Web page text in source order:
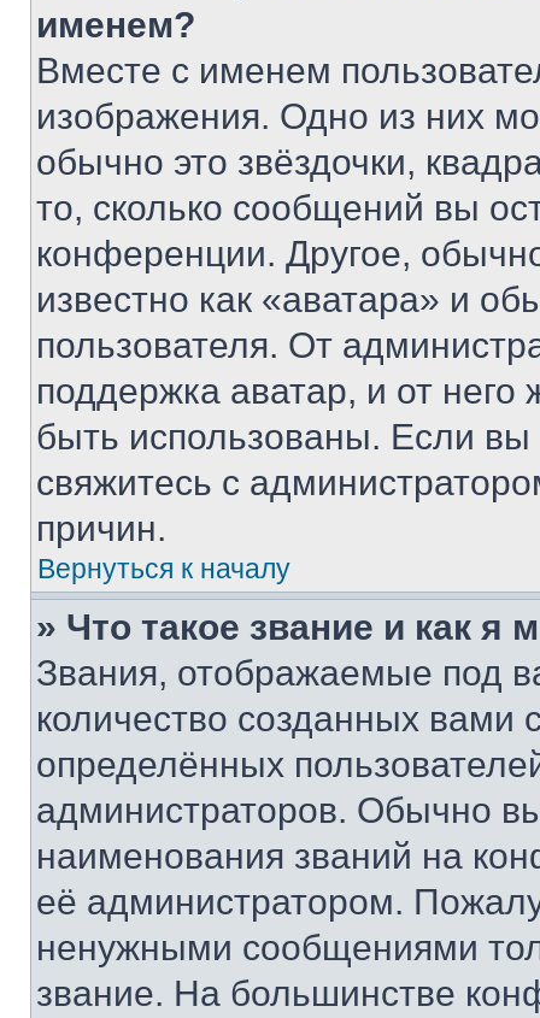
именем?
Вместе с именем
изображения. Одно из них
обычно это звёздочки,
то, сколько сообщений вы
конференции. Другое,
известно как «аватара» и
пользователя. От
поддержка аватар, и от него
быть использованы. Если
свяжитесь с
причин.
Вернуться к началу
» Что такое звание и как я
Звания, отображаемые под
количество созданных
определённых
администраторов. Обычно
наименования званий на
её администратором.
ненужными сообщениями
звание. На большинстве